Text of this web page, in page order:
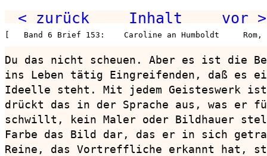
< zurück Inhalt vor >
[   Band 6 Brief 153:    Caroline an Humboldt     Rom,
Du das nicht scheuen. Aber es ist die
ins Leben tätig Eingreifenden, daß es
Ideelle steht. Mit jedem Geisteswerk
drückt das in der Sprache aus, was er
schwillt, kein Maler oder Bildhauer
Farbe das Bild dar, das er in sich
Reine, das Vortreffliche erkannt hat,